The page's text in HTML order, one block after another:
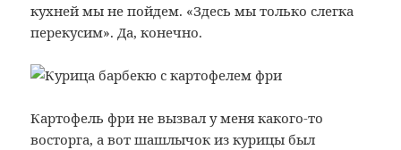
кухней мы не пойдем. «Здесь мы только слегка
перекусим». Да, конечно.
Картофель фри не вызвал у меня какого-то
восторга, а вот шашлычок из курицы был